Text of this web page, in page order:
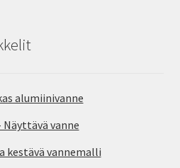
alumiinivanne
Näyttävä vanne
kestävä vannemalli